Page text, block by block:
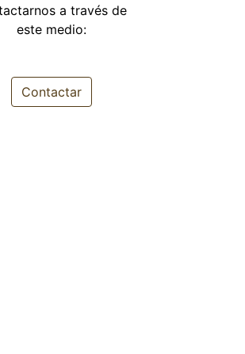
a través de
este medio:
Contactar